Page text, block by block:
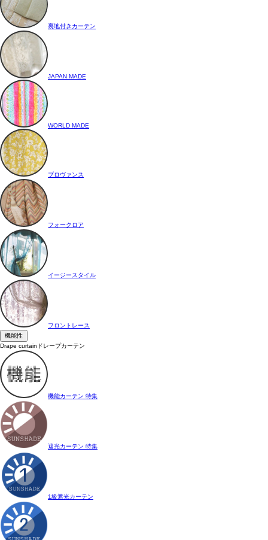
裏地付きカーテン
JAPAN MADE
WORLD MADE
プロヴァンス
フォークロア
イージースタイル
フロントレース
機能性
Drape curtain ドレープカーテン
機能カーテン 特集
遮光カーテン 特集
1級遮光カーテン